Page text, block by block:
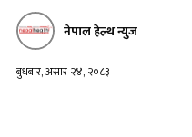
नेपाल हेल्थ न्युज
बुधबार, असार २४, २०८३